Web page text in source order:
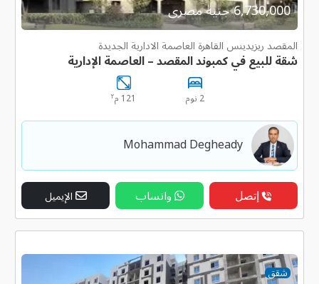
6,730,000 جنية مصرى
المقصد ريزيدينس القاهرة العاصمة الادارية الجديدة
شقة للبيع في كمبوند المقصد – العاصمة الإدارية
2 نوم 121 م ٢
Mohammad Degheady
إتصل واتساب الإيميل
شقق